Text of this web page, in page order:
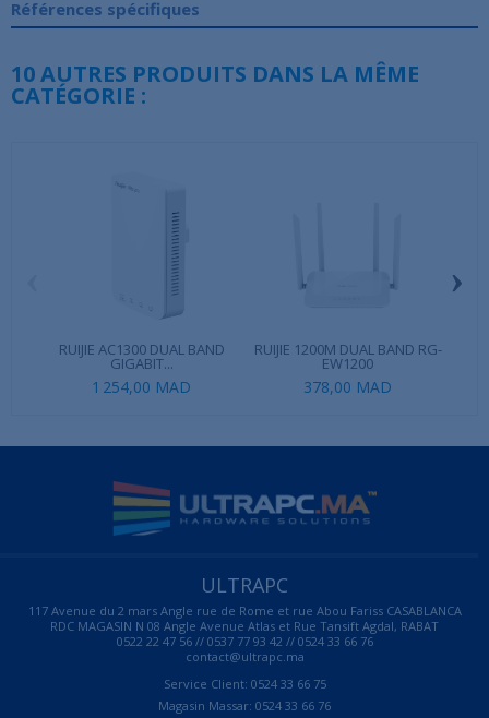
Références spécifiques
10 AUTRES PRODUITS DANS LA MÊME
CATÉGORIE :
RUIJIE AC1300 DUAL BAND
GIGABIT...
1 254,00 MAD
RUIJIE 1200M DUAL BAND RG-
EW1200
378,00 MAD
›
ULTRAPC
117 Avenue du 2 mars Angle rue de Rome et rue Abou Fariss CASABLANCA
RDC MAGASIN N 08 Angle Avenue Atlas et Rue Tansift Agdal, RABAT
0522 22 47 56 // 0537 77 93 42 // 0524 33 66 76
contact@ultrapc.ma
Service Client: 0524 33 66 75
Magasin Massar: 0524 33 66 76